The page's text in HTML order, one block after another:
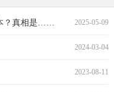
2025-05-09
？真相是……
2024-03-04
2023-08-11